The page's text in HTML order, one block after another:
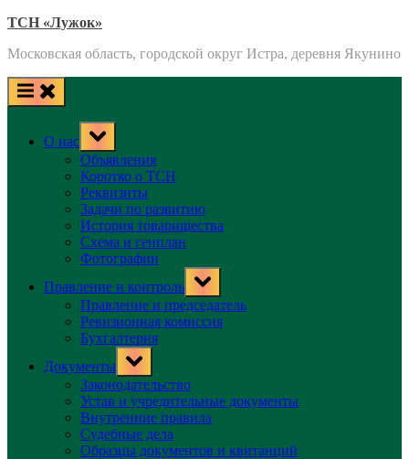
Skip
content
ТСН «Лужок»
Московская область, городской округ Истра, деревня Якунино
О нас
Toggle
sub-
menu
Объявления
Коротко о ТСН
Реквизиты
Задачи по развитию
История товарищества
Схема и генплан
Фотографии
Правление и контроль
Toggle
sub-
menu
Правление и председатель
Ревизионная комиссия
Бухгалтерия
Документы
Toggle
sub-
menu
Законодательство
Устав и учредительные документы
Внутренние правила
Судебные дела
Образцы документов и квитанций